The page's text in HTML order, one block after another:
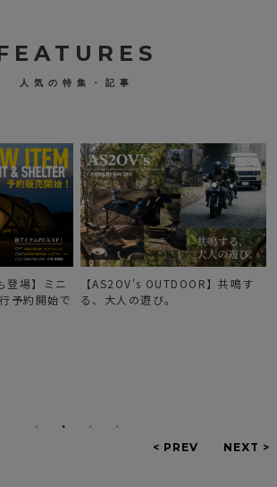
人気の特集・記事
登場】ミニ
予約開始で
【AS2OV's OUTDOOR】共鳴す
る、大人の遊び。